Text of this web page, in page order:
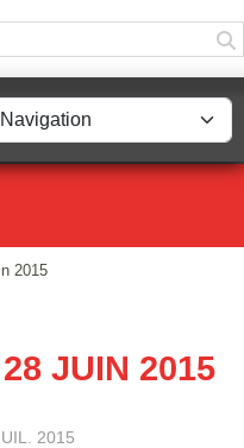
2015
JUIN 2015
2015